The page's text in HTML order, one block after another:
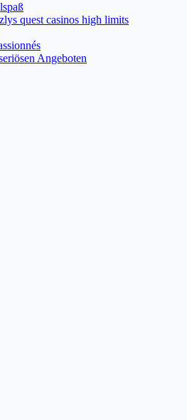
quest casinos high limits
Angeboten